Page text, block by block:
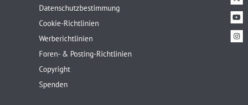
Datenschutzbestimmung
Cookie-Richtlinien
Werberichtlinien
Foren- & Posting-Richtlinien
Copyright
Spenden